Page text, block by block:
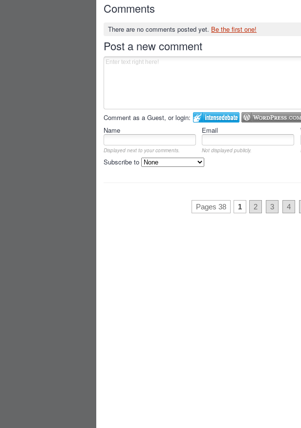
Comments
There are no comments posted yet. Be the first one!
Post a new comment
Comment as a Guest, or login:
Name Email
Displayed next to your comments. Not displayed publicly.
Subscribe to
Pages 38 1 2 3 4